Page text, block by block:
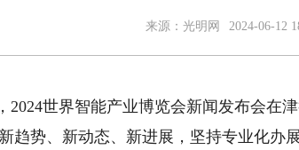
来源： 光明网 2024-06-12
2024世界智能产业博览会新闻发布会在
趋势、新动态、新进展，坚持专业化办